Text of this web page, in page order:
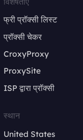
फ्री प्रॉक्सी लिस्ट
प्रॉक्सी चेकर
CroxyProxy
ProxySite
ISP द्वारा प्रॉक्सी
स्थान
United States